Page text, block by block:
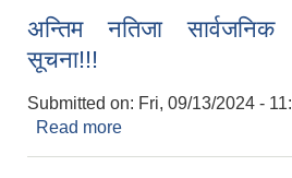
अन्तिम नतिजा सार्वजनिक
सूचना!!!
Submitted on: Fri, 09/13/2024 -
Read more